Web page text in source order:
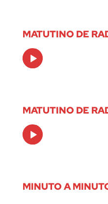
MATUTINO DE
Audio
Player
MATUTINO DE
Audio
Player
MINUTO A